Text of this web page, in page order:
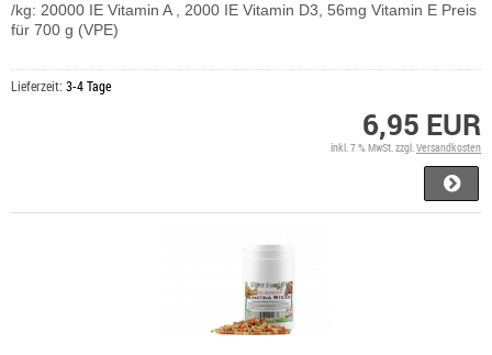
/kg: 20000 IE Vitamin A , 2000 IE Vitamin D3, 56mg Vitamin E Preis
für 700 g (VPE)
Lieferzeit: 3-4 Tage
6,95 EUR
inkl. 7 % MwSt. zzgl.Versandkosten